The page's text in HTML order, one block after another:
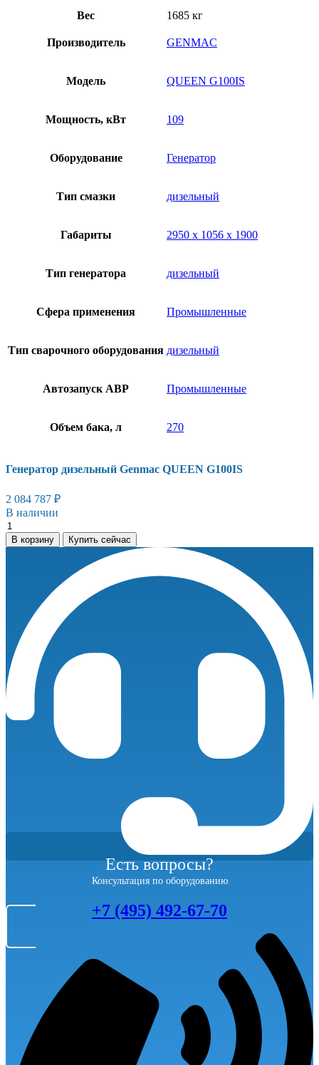
Вес 1685 кг
Производитель GENMAC
Модель QUEEN G100IS
Мощность, кВт 109
Оборудование Генератор
Тип смазки дизельный
Габариты 2950 х 1056 х 1900
Тип генератора дизельный
Сфера применения Промышленные
Тип сварочного оборудования дизельный
Автозапуск АВР Промышленные
Объем бака, л 270
Генератор дизельный Genmac QUEEN G100IS
2 084 787 ₽
В наличии
Генератор
дизельный
Genmac
количество
В корзину Купить сейчас
Есть вопросы?
Консультация по оборудованию
+7 (495) 492-67-70